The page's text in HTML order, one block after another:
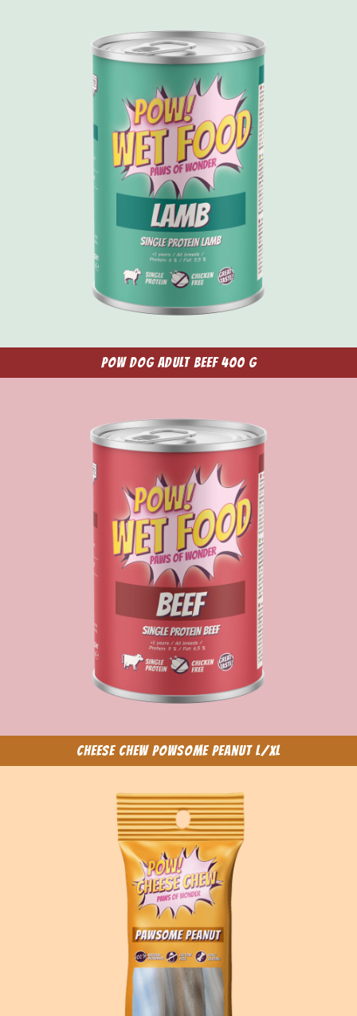
POW Dog Adult Beef 400 g
Cheese Chew Powsome Peanut L/XL